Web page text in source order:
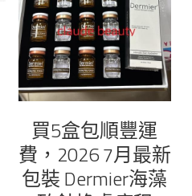
買5盒包順豐運
費，2026 7月最新
包裝 Dermier海藻